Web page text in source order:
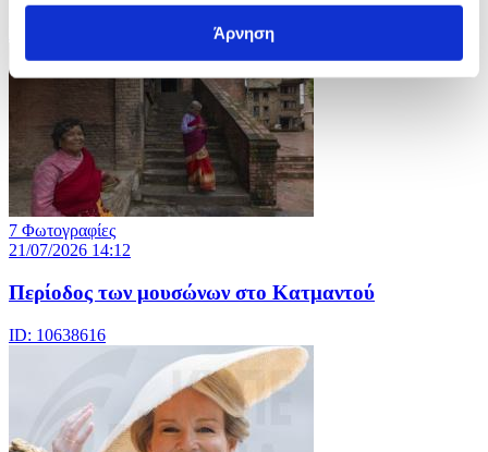
Άρνηση
7 Φωτογραφίες
21/07/2026 14:12
Περίοδος των μουσώνων στο Κατμαντού
ID: 10638616